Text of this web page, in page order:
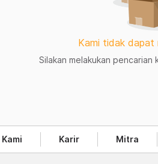
Kami tidak dapat
Silakan melakukan pencarian
Karir Mitra